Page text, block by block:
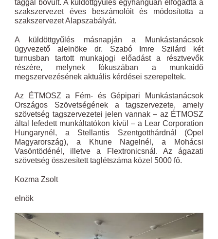
taggal bővült. A küldöttgyűlés egyhangúan elfogadta a
szakszervezet éves beszámolóit és módosította a
szakszervezet Alapszabályát.
A küldöttgyűlés másnapján a Munkástanácsok
ügyvezető alelnöke dr. Szabó Imre Szilárd két
turnusban tartott munkajogi előadást a résztvevők
részére, melynek fókuszában a munkaidő
megszervezésének aktuális kérdései szerepeltek.
Az ÉTMOSZ a Fém- és Gépipari Munkástanácsok
Országos Szövetségének a tagszervezete, amely
szövetség tagszervezetei jelen vannak – az ÉTMOSZ
által lefedett munkáltatókon kívül – a Lear Corporation
Hungarynél, a Stellantis Szentgotthárdnál (Opel
Magyarország), a Khune Nagelnél, a Mohácsi
Vasöntödénél, illetve a Flextronicsnál. Az ágazati
szövetség összesített taglétszáma közel 5000 fő.
Kozma Zsolt
elnök